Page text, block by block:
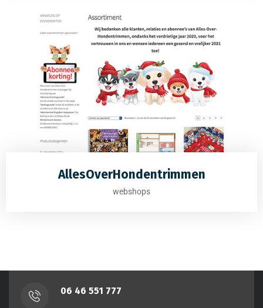
AllesOverHondentrimmen
webshops
‭06 46 551 777‬